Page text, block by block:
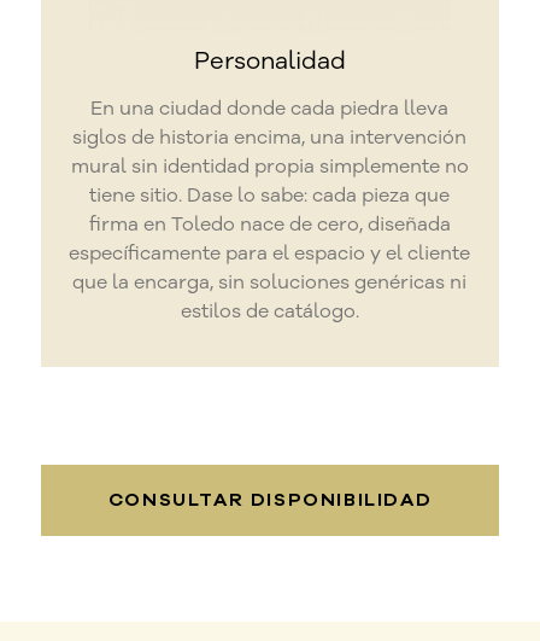
Personalidad
En una ciudad donde cada piedra lleva
siglos de historia encima, una intervención
mural sin identidad propia simplemente no
tiene sitio. Dase lo sabe: cada pieza que
firma en Toledo nace de cero, diseñada
específicamente para el espacio y el cliente
que la encarga, sin soluciones genéricas ni
estilos de catálogo.
CONSULTAR DISPONIBILIDAD